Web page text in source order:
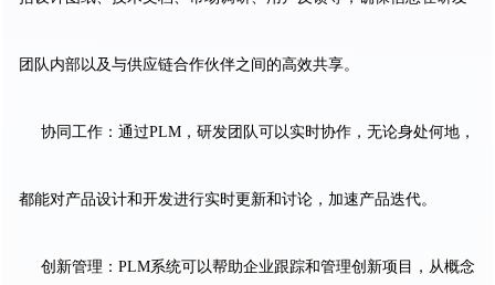
团队内部以及与供应链合作伙伴之间的高效共享。
协同工作：通过PLM，研发团队可以实时协作，无论身处何地，
都能对产品设计和开发进行实时更新和讨论，加速产品迭代。
创新管理：PLM系统可以帮助企业跟踪和管理创新项目，从概念